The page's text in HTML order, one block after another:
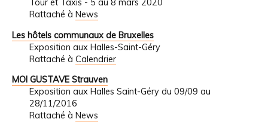
Tour et Taxis - 5 au 8 mars 2020
Rattaché à News
Les hôtels communaux de Bruxelles
Exposition aux Halles-Saint-Géry
Rattaché à Calendrier
MOI GUSTAVE Strauven
Exposition aux Halles Saint-Géry du 09/09 au
28/11/2016
Rattaché à News